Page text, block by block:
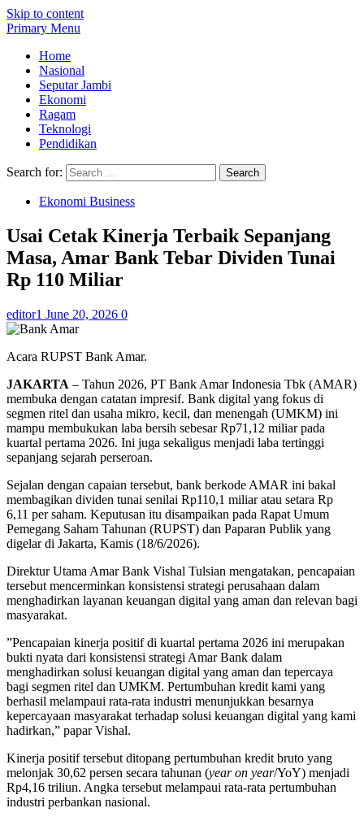
Skip to content
Primary Menu
Home
Nasional
Seputar Jambi
Ekonomi
Ragam
Teknologi
Pendidikan
Search for:
Ekonomi Business
Usai Cetak Kinerja Terbaik Sepanjang
Masa, Amar Bank Tebar Dividen Tunai
Rp 110 Miliar
editor1 June 20, 2026 0
Acara RUPST Bank Amar.
JAKARTA – Tahun 2026, PT Bank Amar Indonesia Tbk (AMAR)
membuka dengan catatan impresif. Bank digital yang fokus di
segmen ritel dan usaha mikro, kecil, dan menengah (UMKM) ini
mampu membukukan laba bersih sebesar Rp71,12 miliar pada
kuartal pertama 2026. Ini juga sekaligus menjadi laba tertinggi
sepanjang sejarah perseroan.
Sejalan dengan capaian tersebut, bank berkode AMAR ini bakal
membagikan dividen tunai senilai Rp110,1 miliar atau setara Rp
6,11 per saham. Keputusan itu disampaikan pada Rapat Umum
Pemegang Saham Tahunan (RUPST) dan Paparan Publik yang
digelar di Jakarta, Kamis (18/6/2026).
Direktur Utama Amar Bank Vishal Tulsian mengatakan, pencapaian
tersebut mencerminkan konsistensi strategi perusahaan dalam
menghadirkan layanan keuangan digital yang aman dan relevan bagi
masyarakat.
”Pencapaian kinerja positif di kuartal pertama 2026 ini merupakan
bukti nyata dari konsistensi strategi Amar Bank dalam
menghadirkan solusi keuangan digital yang aman dan tepercaya
bagi segmen ritel dan UMKM. Pertumbuhan kredit kami yang
berhasil melampaui rata-rata industri menunjukkan besarnya
kepercayaan masyarakat terhadap solusi keuangan digital yang kami
hadirkan,” papar Vishal.
Kinerja positif tersebut ditopang pertumbuhan kredit bruto yang
melonjak 30,62 persen secara tahunan (year on year/YoY) menjadi
Rp4,16 triliun. Angka tersebut melampaui rata-rata pertumbuhan
industri perbankan nasional.